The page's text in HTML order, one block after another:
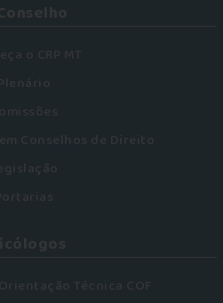
o CRP MT
Conselhos de Direito
Técnica COF